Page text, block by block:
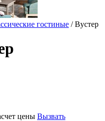
гостиные / Вустер
цены Вызвать